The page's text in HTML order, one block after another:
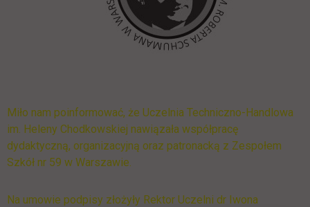
Miło nam poinformować, że Uczelnia Techniczno-Handlowa
im. Heleny Chodkowskiej nawiązała współpracę
dydaktyczną, organizacyjną oraz patronacką z Zespołem
Szkół nr 59 w Warszawie.
Na umowie podpisy złożyły Rektor Uczelni dr Iwona